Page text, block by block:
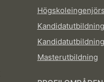
Masterutbildning